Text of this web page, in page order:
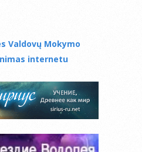
Valdovų Mokymo
internetu